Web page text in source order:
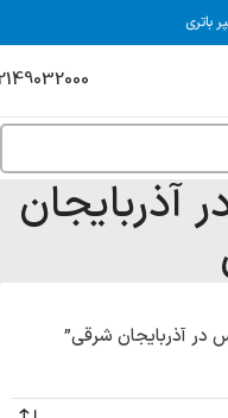
باتری
آذربایجان
آذربایجان شرقی”